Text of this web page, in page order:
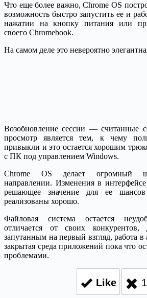
Что еще более важно, Chrome OS
возможность быстро запустить ее и
нажатии на кнопку питания или
своего Chromebook.
На самом деле это невероятно
Возобновление сессии — считанные
просмотр является тем, к чему
привыкли и это остается хорошим
с ПК под управлением Windows.
Chrome OS делает огромный
направлении. Изменения в
решающее значение для ее
реализованы хорошо.
Файловая система остается
отличается от своих конкурентов,
запутанным на первый взгляд, работа
закрытая среда приложений пока что
проблемами.
Like 1